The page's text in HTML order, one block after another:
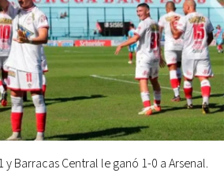
Barracas Central le ganó 1-0 a Arsenal.